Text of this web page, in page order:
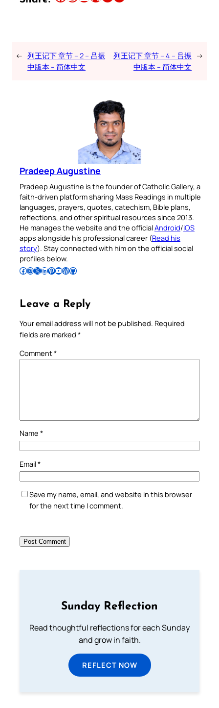
← 列王记下 章节 – 2 – 吕振
中版本 – 简体中文
列王记下 章节 – 4 – 吕振
中版本 – 简体中文
→
Pradeep Augustine
Pradeep Augustine is the founder of Catholic Gallery, a
faith-driven platform sharing Mass Readings in multiple
languages, prayers, quotes, catechism, Bible plans,
reflections, and other spiritual resources since 2013.
He manages the website and the officialAndroid/iOS
apps alongside his professional career (Read his
story). Stay connected with him on the official social
profiles below.
Follow Pradeep on Facebook Follow Pradeep on InstagramFollow Pradeep on X Follow Pradeep on LinkedIn Follow Pradeep on Pinterest Subscribe to Pradeep’s Youtube Channel Follow Pradeep on WordPress Follow Pradeep on GitHub
Leave a Reply
Your email address will not be published. Required
fields are marked *
Comment*
Name *
Email*
Save my name, email, and website in this browser
for the next time I comment.
Sunday Reflection
Read thoughtful reflections for each Sunday
and grow in faith.
REFLECT NOW
Download the Catholic
Gallery app for offline Mass
readings, daily prayers, and
audio Bible — all in one
place.
Available on: